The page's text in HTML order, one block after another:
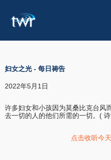
妇女之光 - 每日祷告
2022年5月1日
许多妇女和小孩因为莫桑比克台风
去一切的人的他们所需的一切。(
点击收听今